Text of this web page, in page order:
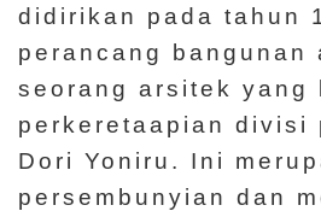
didirikan pada tahun
perancang bangunan
seorang arsitek yang
perkeretaapian divisi
Dori Yoniru. Ini
persembunyian dan